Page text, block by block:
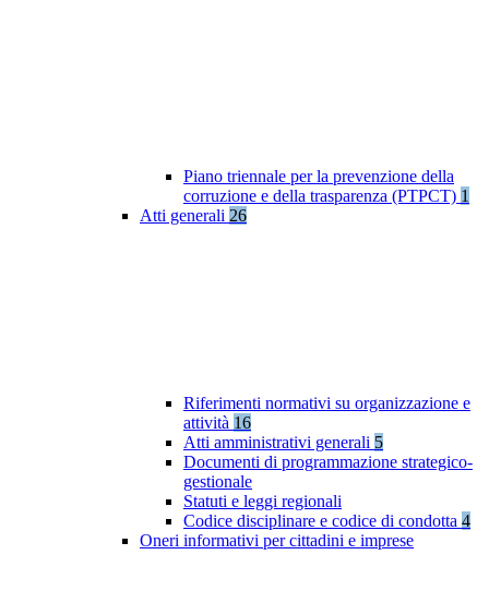
Piano triennale per la prevenzione della
corruzione e della trasparenza (PTPCT) 1
Atti generali 26
Riferimenti normativi su organizzazione e
attività 16
Atti amministrativi generali 5
Documenti di programmazione strategico-
gestionale
Statuti e leggi regionali
Codice disciplinare e codice di condotta 4
Oneri informativi per cittadini e imprese